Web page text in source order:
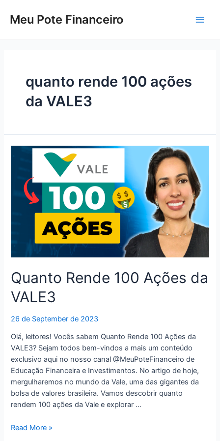
Meu Pote Financeiro
quanto rende 100 ações
da VALE3
Quanto Rende 100 Ações da
VALE3
26 de September de 2023
Olá, leitores! Vocês sabem Quanto Rende 100 Ações da
VALE3? Sejam todos bem-vindos a mais um conteúdo
exclusivo aqui no nosso canal @MeuPoteFinanceiro de
Educação Financeira e Investimentos. No artigo de hoje,
mergulharemos no mundo da Vale, uma das gigantes da
bolsa de valores brasileira. Vamos descobrir quanto
rendem 100 ações da Vale e explorar …
Quanto
Read More »